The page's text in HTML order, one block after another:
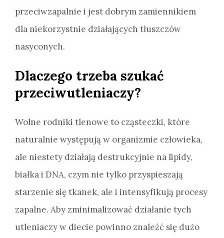
przeciwzapalnie i jest dobrym zamiennikiem
dla niekorzystnie działających tłuszczów
nasyconych.
Dlaczego trzeba szukać
przeciwutleniaczy?
Wolne rodniki tlenowe to cząsteczki, które
naturalnie występują w organizmie człowieka,
ale niestety działają destrukcyjnie na lipidy,
białka i DNA, czym nie tylko przyspieszają
starzenie się tkanek, ale i intensyfikują procesy
zapalne. Aby zminimalizować działanie tych
utleniaczy w diecie powinno znaleźć się dużo